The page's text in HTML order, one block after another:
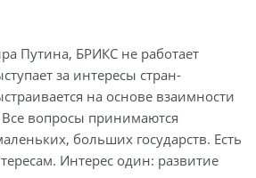
Путина, БРИКС не работает
за интересы стран-
на основе взаимности
вопросы принимаются
больших государств. Есть
Интерес один: развитие